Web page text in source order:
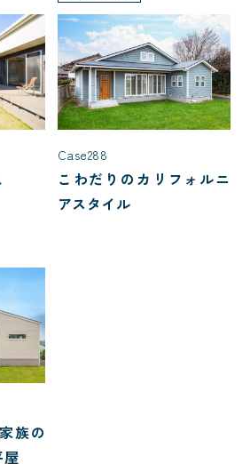
Case288
こわだりのカリフォルニ
アスタイル
族の
屋
店舗併用住宅
寄棟
ファミリークローク
アイランドキッチン
ャー